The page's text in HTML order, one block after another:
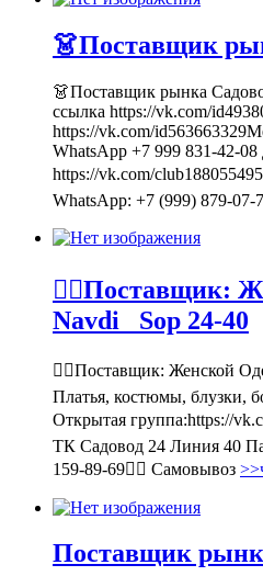
👗Поставщик
👗Поставщик рынка
ссылка https://vk.com/
https://vk.com/
WhatsApp +7 999 831-42-08
https://vk.com/
WhatsApp: +7 (999) 879-07-
💁‍♂Поставщик:
Navdi _Sop 24-40
💁‍♂Поставщик: Женской
Платья, костюмы, блузки,
Открытая группа:https://
ТК Садовод 24 Линия 40
159-89-69🚶‍♀ Самовывоз
Поставщик